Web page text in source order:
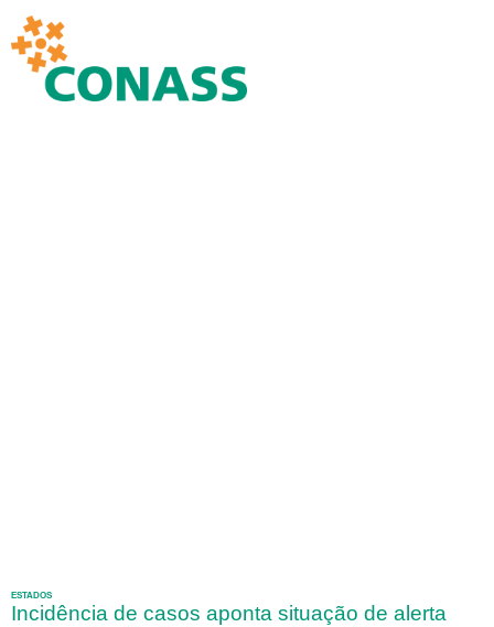
ESTADOS
Incidência de casos aponta situação de alerta